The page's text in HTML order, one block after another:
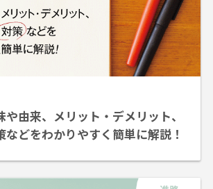
由来、メリット・デメリット、
などをわかりやすく簡単に解説！